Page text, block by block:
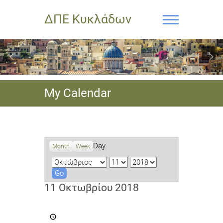
ΔΠΕ Κυκλάδων
My Calendar
Month Week Day
M
o
n
D
y
Y
a
11 Οκτωβρίου 2018
σε